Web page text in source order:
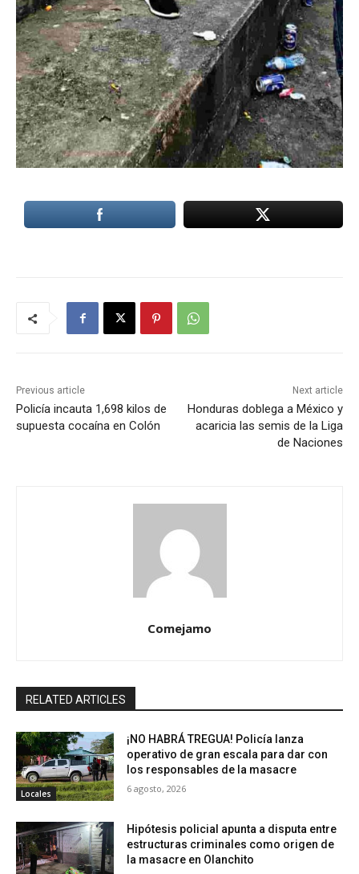
Previous article
Policía incauta 1,698 kilos de
supuesta cocaína en Colón
Next article
Honduras doblega a México y
acaricia las semis de la Liga
de Naciones
Comejamo
RELATED ARTICLES
Locales
¡NO HABRÁ TREGUA! Policía lanza
operativo de gran escala para dar con
los responsables de la masacre
6 agosto, 2026
Hipótesis policial apunta a disputa entre
estructuras criminales como origen de
la masacre en Olanchito